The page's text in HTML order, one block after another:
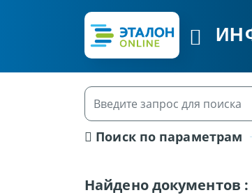
Поиск по параметрам
Найдено документов :